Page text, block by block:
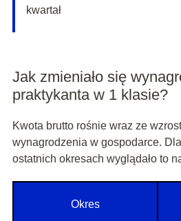
kwartał
Jak zmieniało się
praktykanta w 1 klasie?
Kwota brutto rośnie wraz ze
wynagrodzenia w gospodarce.
ostatnich okresach wyglądało to
Okres